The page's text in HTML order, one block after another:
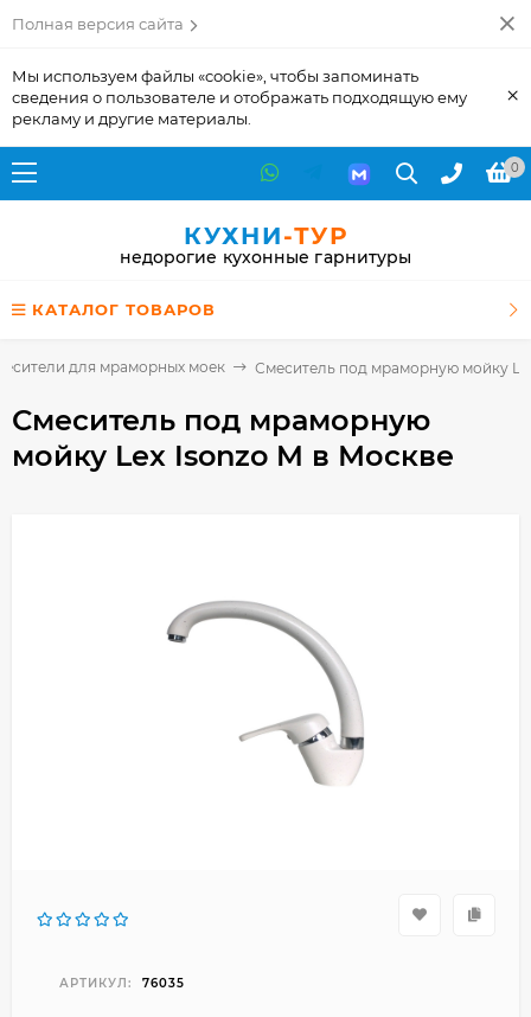
Полная версия сайта
Мы используем файлы «cookie», чтобы запоминать
сведения о пользователе и отображать подходящую ему
рекламу и другие материалы.
×
0
КУХНИ-ТУР
недорогие кухонные гарнитуры
КАТАЛОГ ТОВАРОВ
для мраморных моек Смеситель под мраморную мойку
Смеситель под мраморную
мойку Lex Isonzo M в Москве
АРТИКУЛ: 76035